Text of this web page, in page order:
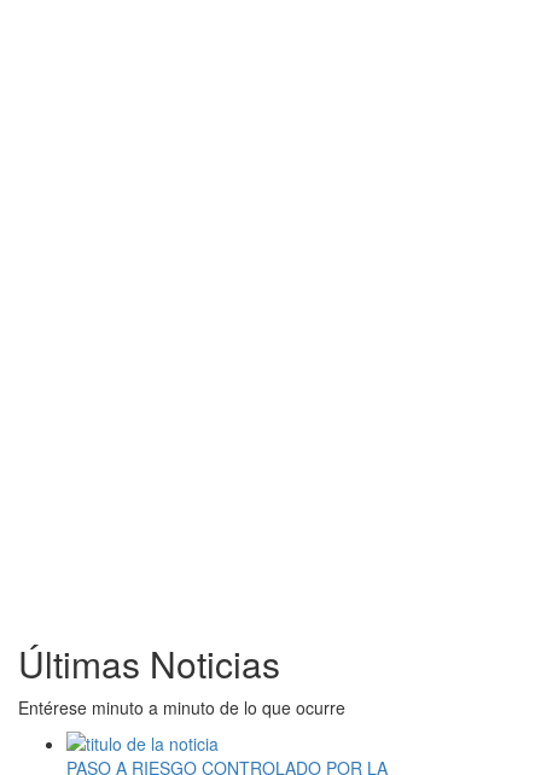
Últimas Noticias
Entérese minuto a minuto de lo que ocurre
PASO A RIESGO CONTROLADO POR LA